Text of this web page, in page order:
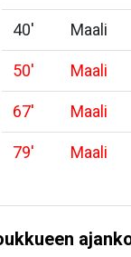
40' Maali
50' Maali
67' Maali
79' Maali